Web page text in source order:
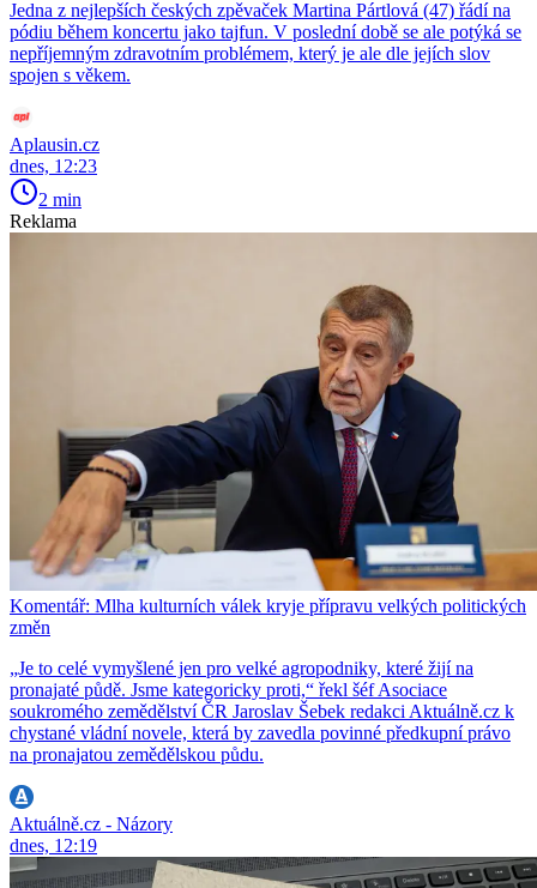
Jedna z nejlepších českých zpěvaček Martina Pártlová (47) řádí na
pódiu během koncertu jako tajfun. V poslední době se ale potýká se
nepříjemným zdravotním problémem, který je ale dle jejích slov
spojen s věkem.
Aplausin.cz
dnes, 12:23
2 min
Reklama
Komentář: Mlha kulturních válek kryje přípravu velkých politických
změn
„Je to celé vymyšlené jen pro velké agropodniky, které žijí na
pronajaté půdě. Jsme kategoricky proti,“ řekl šéf Asociace
soukromého zemědělství ČR Jaroslav Šebek redakci Aktuálně.cz k
chystané vládní novele, která by zavedla povinné předkupní právo
na pronajatou zemědělskou půdu.
Aktuálně.cz - Názory
dnes, 12:19